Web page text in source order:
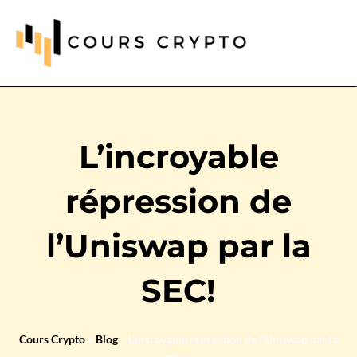
L’incroyable
répression de
l’Uniswap par la
SEC!
Cours Crypto » Blog » L’incroyable répression de l’Uniswap par la